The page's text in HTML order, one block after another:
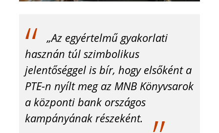
„Az egyértelmű gyakorlati
hasznán túl szimbolikus
jelentőséggel is bír, hogy elsőként a
PTE-n nyílt meg az MNB Könyvsarok
a központi bank országos
kampányának részeként.